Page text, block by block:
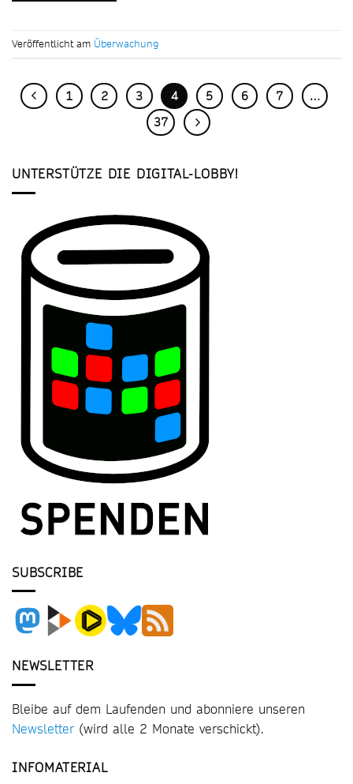
Veröffentlicht am Überwachung
1 2 3 4 5 6 7
…
37
UNTERSTÜTZE DIE DIGITAL-LOBBY!
SUBSCRIBE
NEWSLETTER
Bleibe auf dem Laufenden und abonniere unseren
Newsletter (wird alle 2 Monate verschickt).
INFOMATERIAL